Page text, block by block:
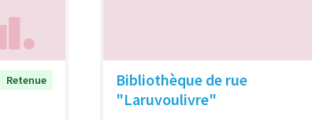
Retenue
Bibliothèque de rue
"Laruvoulivre"